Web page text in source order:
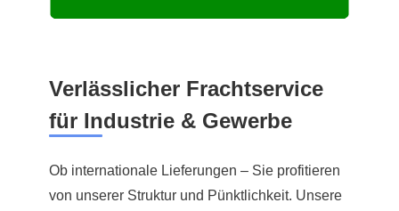
Verlässlicher Frachtservice
für Industrie & Gewerbe
Ob internationale Lieferungen – Sie profitieren
von unserer Struktur und Pünktlichkeit. Unsere